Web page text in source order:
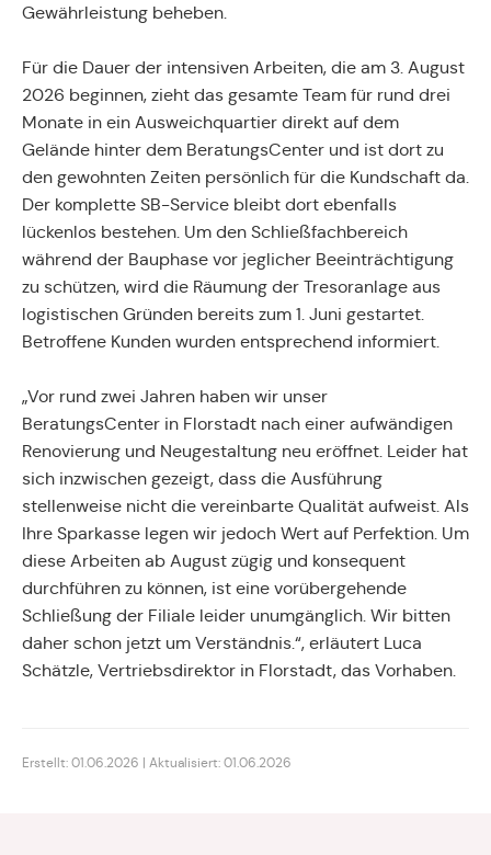
Gewährleistung beheben.
Für die Dauer der intensiven Arbeiten, die am 3. August
2026 beginnen, zieht das gesamte Team für rund drei
Monate in ein Ausweichquartier direkt auf dem
Gelände hinter dem BeratungsCenter und ist dort zu
den gewohnten Zeiten persönlich für die Kundschaft da.
Der komplette SB-Service bleibt dort ebenfalls
lückenlos bestehen. Um den Schließfachbereich
während der Bauphase vor jeglicher Beeinträchtigung
zu schützen, wird die Räumung der Tresoranlage aus
logistischen Gründen bereits zum 1. Juni gestartet.
Betroffene Kunden wurden entsprechend informiert.
„Vor rund zwei Jahren haben wir unser
BeratungsCenter in Florstadt nach einer aufwändigen
Renovierung und Neugestaltung neu eröffnet. Leider hat
sich inzwischen gezeigt, dass die Ausführung
stellenweise nicht die vereinbarte Qualität aufweist. Als
Ihre Sparkasse legen wir jedoch Wert auf Perfektion. Um
diese Arbeiten ab August zügig und konsequent
durchführen zu können, ist eine vorübergehende
Schließung der Filiale leider unumgänglich. Wir bitten
daher schon jetzt um Verständnis.“, erläutert Luca
Schätzle, Vertriebsdirektor in Florstadt, das Vorhaben.
Erstellt: 01.06.2026 | Aktualisiert: 01.06.2026